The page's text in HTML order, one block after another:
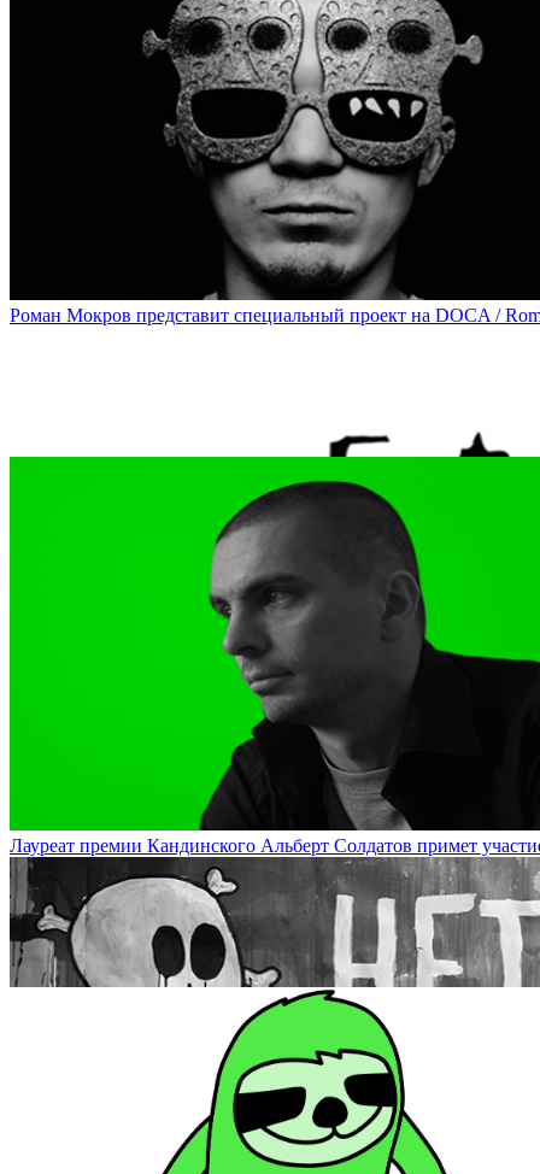
На DOCA состоится моноспектакль Ксении Деменковой с
Poetical Show with PoemaTheatre Performance and Clothes by
Роман Мокров представит специальный проект на DOCA /
На DOCA будут показаны документации проектов арт-
Лауреат премии Кандинского Альберт Солдатов примет